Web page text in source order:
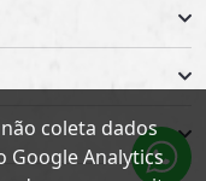
coleta dados
Google Analytics